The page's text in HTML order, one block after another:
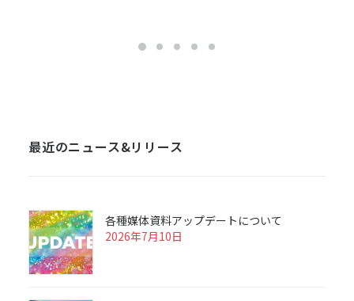
最近のニュース&リリース
各種媒体資料アップデートについて
2026年7月10日